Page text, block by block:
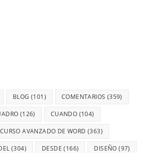
BLOG (101) COMENTARIOS (359)
(126) CUANDO (104)
CURSO AVANZADO DE WORD (363)
(304) DESDE (166) DISEÑO (97)